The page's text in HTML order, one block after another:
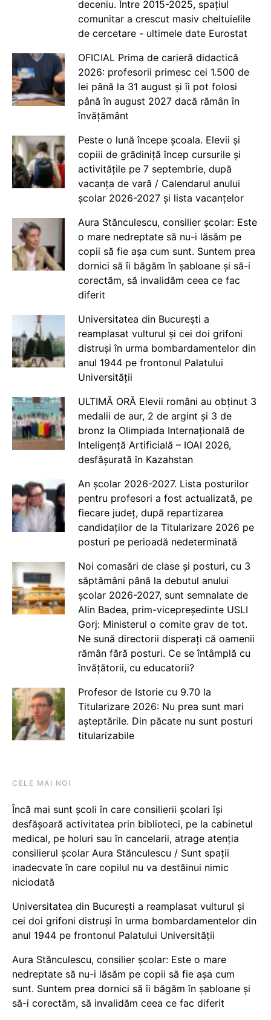
deceniu. Între 2015-2025, spațiul
comunitar a crescut masiv cheltuielile
de cercetare - ultimele date Eurostat
OFICIAL Prima de carieră didactică
2026: profesorii primesc cei 1.500 de
lei până la 31 august și îi pot folosi
până în august 2027 dacă rămân în
învățământ
Peste o lună începe școala. Elevii și
copiii de grădiniță încep cursurile și
activitățile pe 7 septembrie, după
vacanța de vară / Calendarul anului
școlar 2026-2027 și lista vacanțelor
Aura Stănculescu, consilier școlar: Este
o mare nedreptate să nu-i lăsăm pe
copii să fie așa cum sunt. Suntem prea
dornici să îi băgăm în șabloane și să-i
corectăm, să invalidăm ceea ce fac
diferit
Universitatea din București a
reamplasat vulturul și cei doi grifoni
distruși în urma bombardamentelor din
anul 1944 pe frontonul Palatului
Universității
ULTIMĂ ORĂ Elevii români au obținut 3
medalii de aur, 2 de argint și 3 de
bronz la Olimpiada Internațională de
Inteligență Artificială – IOAI 2026,
desfășurată în Kazahstan
An școlar 2026-2027. Lista posturilor
pentru profesori a fost actualizată, pe
fiecare județ, după repartizarea
candidaților de la Titularizare 2026 pe
posturi pe perioadă nedeterminată
Noi comasări de clase și posturi, cu 3
săptămâni până la debutul anului
școlar 2026-2027, sunt semnalate de
Alin Badea, prim-vicepreședinte USLI
Gorj: Ministerul o comite grav de tot.
Ne sună directorii disperați că oamenii
rămân fără posturi. Ce se întâmplă cu
învățătorii, cu educatorii?
Profesor de Istorie cu 9.70 la
Titularizare 2026: Nu prea sunt mari
așteptările. Din păcate nu sunt posturi
titularizabile
CELE MAI NOI
Încă mai sunt școli în care consilierii școlari își
desfășoară activitatea prin biblioteci, pe la cabinetul
medical, pe holuri sau în cancelarii, atrage atenția
consilierul școlar Aura Stănculescu / Sunt spații
inadecvate în care copilul nu va destăinui nimic
niciodată
Universitatea din București a reamplasat vulturul și
cei doi grifoni distruși în urma bombardamentelor din
anul 1944 pe frontonul Palatului Universității
Aura Stănculescu, consilier școlar: Este o mare
nedreptate să nu-i lăsăm pe copii să fie așa cum
sunt. Suntem prea dornici să îi băgăm în șabloane și
să-i corectăm, să invalidăm ceea ce fac diferit